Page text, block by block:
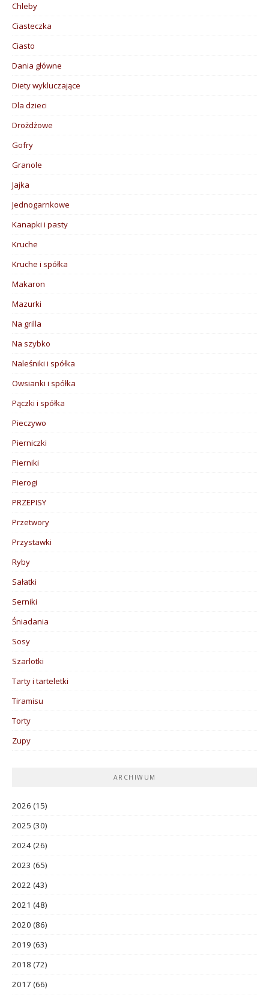
Chleby
Ciasteczka
Ciasto
Dania główne
Diety wykluczające
Dla dzieci
Drożdżowe
Gofry
Granole
Jajka
Jednogarnkowe
Kanapki i pasty
Kruche
Kruche i spółka
Makaron
Mazurki
Na grilla
Na szybko
Naleśniki i spółka
Owsianki i spółka
Pączki i spółka
Pieczywo
Pierniczki
Pierniki
Pierogi
PRZEPISY
Przetwory
Przystawki
Ryby
Sałatki
Serniki
Śniadania
Sosy
Szarlotki
Tarty i tarteletki
Tiramisu
Torty
Zupy
ARCHIWUM
2026 (15)
2025 (30)
2024(26)
2023 (65)
2022 (43)
2021 (48)
2020 (86)
2019 (63)
2018 (72)
2017 (66)